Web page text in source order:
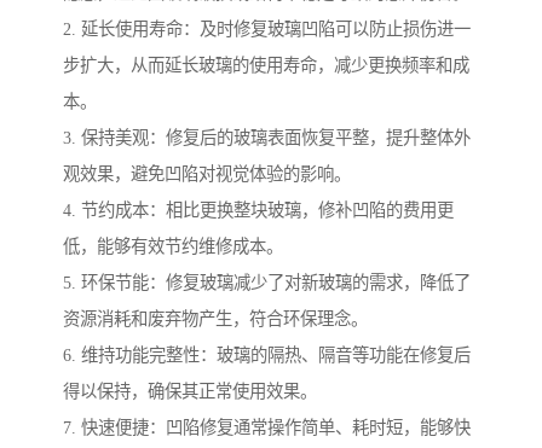
2. 延长使用寿命：及时修复玻璃凹陷可以防止损伤进一
步扩大，从而延长玻璃的使用寿命，减少更换频率和成
本。
3. 保持美观：修复后的玻璃表面恢复平整，提升整体外
观效果，避免凹陷对视觉体验的影响。
4. 节约成本：相比更换整块玻璃，修补凹陷的费用更
低，能够有效节约维修成本。
5. 环保节能：修复玻璃减少了对新玻璃的需求，降低了
资源消耗和废弃物产生，符合环保理念。
6. 维持功能完整性：玻璃的隔热、隔音等功能在修复后
得以保持，确保其正常使用效果。
7. 快速便捷：凹陷修复通常操作简单、耗时短，能够快